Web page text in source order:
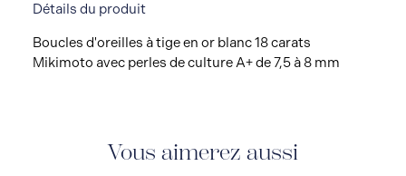
Détails du produit
Boucles d'oreilles à tige en or blanc 18 carats
Mikimoto avec perles de culture A+ de 7,5 à 8 mm
Vous aimerez aussi